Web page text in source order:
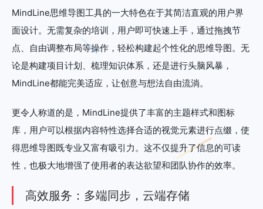
MindLine思维导图工具的一大特色在于其简洁直观的用户界
面设计。无需复杂的培训，用户即可快速上手，通过拖拽节
点、自由调整布局等操作，轻松构建起个性化的思维导图。无
论是构建项目计划、梳理知识体系，还是进行头脑风暴，
MindLine都能完美适应，让创意与想法自由流淌。
更令人称道的是，MindLine提供了丰富的主题样式和图标
库，用户可以根据内容特性选择合适的视觉元素进行点缀，使
得思维导图既专业又富有吸引力。这不仅提升了信息的可读
性，也极大地增强了使用者的表达欲望和团队协作的效率。
高效服务：多端同步，云端存储